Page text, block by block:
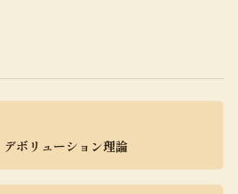
/１７ デボリューション理論